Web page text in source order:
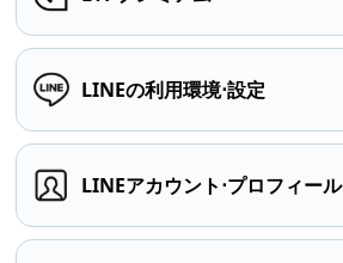
LINEの利用環境⋅設定
LINEアカウント⋅プロフィール